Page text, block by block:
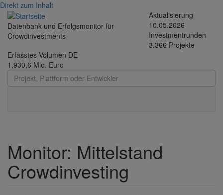
Direkt zum Inhalt
Datenbank und Erfolgsmonitor für
Crowdinvestments
Aktualisierung
10.05.2026
Investmentrunden
3.366 Projekte
Erfasstes Volumen DE
1,930,6 Mio. Euro
Monitor: Mittelstand
Crowdinvesting